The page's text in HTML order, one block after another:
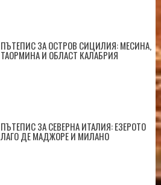
ПЪТЕПИС ЗА ОСТРОВ СИЦИЛИЯ: МЕСИНА,
ТАОРМИНА И ОБЛАСТ КАЛАБРИЯ
ПЪТЕПИС ЗА СЕВЕРНА ИТАЛИЯ: ЕЗЕРОТО
ЛАГО ДЕ МАДЖОРЕ И МИЛАНО